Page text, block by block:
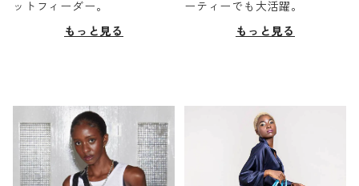
ットフィーダー。
もっと見る
ーティーでも大活躍。
もっと見る